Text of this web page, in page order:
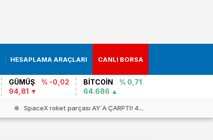
HESAPLAMA ARAÇLARI CANLI BORSA
GÜMÜŞ
% -0,02
94,81
BİTCOİN
% 0,71
64.686
SpaceX roket parçası AY`A ÇARPTI! 4...